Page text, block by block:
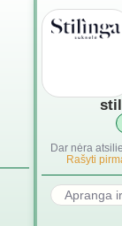
Dar nėra
Rašyti
Apranga